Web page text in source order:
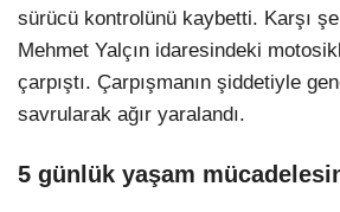
sürücü kontrolünü kaybetti. Karşı
Mehmet Yalçın idaresindeki
çarpıştı. Çarpışmanın şiddetiyle
savrularak ağır yaralandı.
5 günlük yaşam